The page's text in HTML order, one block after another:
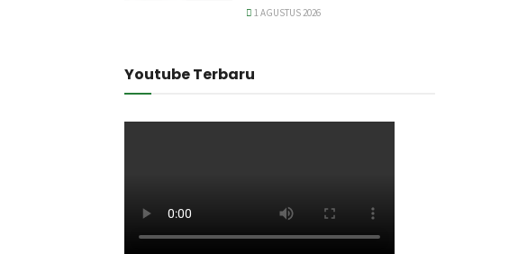
1 AGUSTUS 2026
Youtube Terbaru